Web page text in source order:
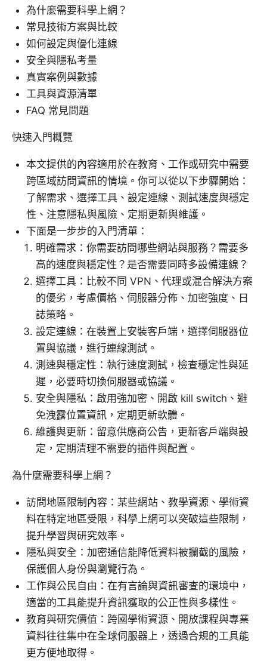
為什麼需要科學上網？
常見技術方案與比較
如何設定與優化連線
安全與隱私考量
真實案例與數據
工具與資源清單
FAQ 常見問題
快速入門概覽
本文提供的內容適用於在教育、工作或研究中需要
跨區域訪問資訊的情境。你可以從以下步驟開始：
了解需求、選擇工具、設定連線、測試速度與穩定
性、注意隱私與風險、定期更新與維護。
下面是一步步的入門清單：
明確需求：你需要訪問哪些網站與服務？需要多
高的速度與穩定性？是否需要同時多設備連線？
選擇工具：比較不同 VPN、代理或混合解決方案
的優劣，考慮價格、伺服器分佈、加密強度、日
誌策略。
設定連線：在裝置上安裝客戶端，選擇伺服器位
置與協議，進行連線測試。
測速與穩定性：執行速度測試，檢查穩定性與延
遲，必要時切換伺服器或協議。
安全與隱私：啟用強加密、開啟 kill switch、避
免洩露位置資訊，定期更新軟體。
維護與更新：留意供應商公告，更新客戶端與設
定，定期清理不需要的插件與配置。
為什麼需要科學上網？
訪問地區限制內容：某些網站、教學資源、學術資
料在特定地區受限，科學上網可以突破這些限制，
提升學習與研究效率。
隱私與安全：加密通信能降低資料被攔截的風險，
保護個人身份與瀏覽行為。
工作與公民自由：在有言論與資訊審查的環境中，
適當的工具能提升資訊獲取的公正性與多樣性。
教育與研究價值：跨國學術資源、開放課程與專業
資料往往集中在全球伺服器上，透過合規的工具能
更方便地取得。